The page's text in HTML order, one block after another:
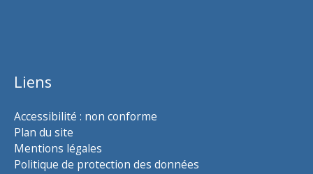
Liens
Accessibilité : non conforme
Plan du site
Mentions légales
Politique de protection des données